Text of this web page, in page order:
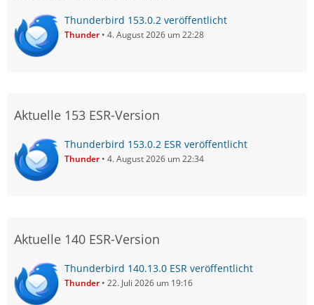
Thunderbird 153.0.2 veröffentlicht
Thunder 4. August 2026 um 22:28
Aktuelle 153 ESR-Version
Thunderbird 153.0.2 ESR veröffentlicht
Thunder 4. August 2026 um 22:34
Aktuelle 140 ESR-Version
Thunderbird 140.13.0 ESR veröffentlicht
Thunder 22. Juli 2026 um 19:16